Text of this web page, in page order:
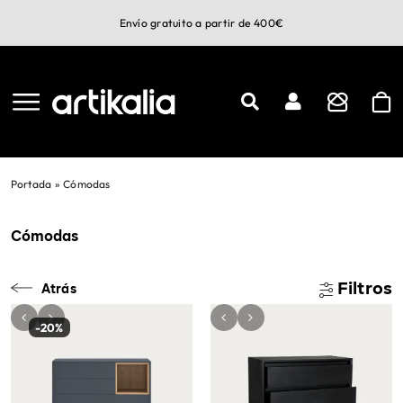
Envío gratuito a partir de 400€
Portada »Cómodas
Cómodas
Atrás Filtros
-20%